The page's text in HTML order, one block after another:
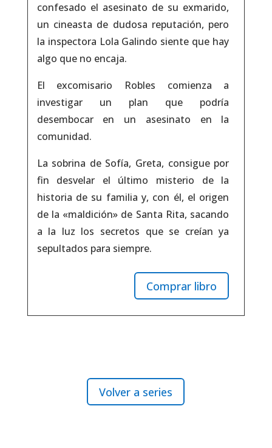
confesado el asesinato de su exmarido,
un cineasta de dudosa reputación, pero
la inspectora Lola Galindo siente que hay
algo que no encaja.
El excomisario Robles comienza a
investigar un plan que podría
desembocar en un asesinato en la
comunidad.
La sobrina de Sofía, Greta, consigue por
fin desvelar el último misterio de la
historia de su familia y, con él, el origen
de la «maldición» de Santa Rita, sacando
a la luz los secretos que se creían ya
sepultados para siempre.
Comprar libro
Volver a series